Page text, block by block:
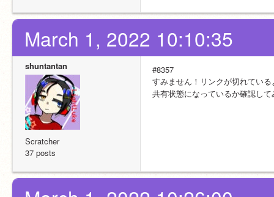
March 1, 2022 10:10:35
shuntantan
Scratcher
37 posts
#8357
すみません！リンクが切れてい
共有状態になっているか確認し